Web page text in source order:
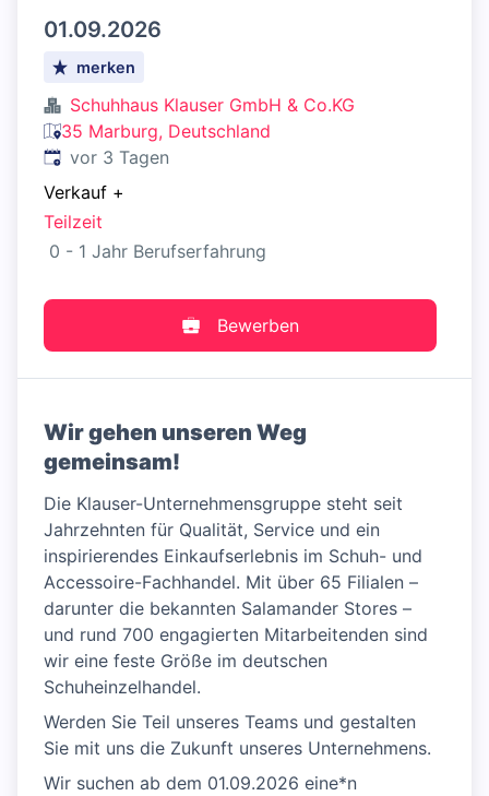
01.09.2026
merken
Schuhhaus Klauser GmbH & Co.KG
35 Marburg, Deutschland
Veröffentlicht:
vor 3 Tagen
Verkauf +
Teilzeit
0 - 1 Jahr Berufserfahrung
Bewerben
Wir gehen unseren Weg
gemeinsam!
Die Klauser-Unternehmensgruppe steht seit
Jahrzehnten für Qualität, Service und ein
inspirierendes Einkaufserlebnis im Schuh- und
Accessoire-Fachhandel. Mit über 65 Filialen –
darunter die bekannten Salamander Stores –
und rund 700 engagierten Mitarbeitenden sind
wir eine feste Größe im deutschen
Schuheinzelhandel.
Werden Sie Teil unseres Teams und gestalten
Sie mit uns die Zukunft unseres Unternehmens.
Wir suchen ab dem 01.09.2026 eine*n